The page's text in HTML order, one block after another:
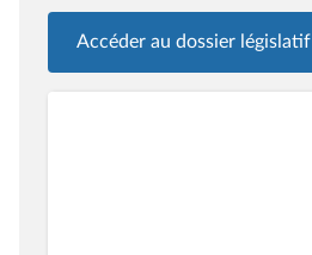
Accéder au dossier législatif